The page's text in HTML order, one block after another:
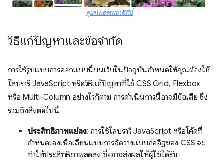
ดูเดโมธรรมชาติที่นี่
วิธีแก้ปัญหาและข้อจำกัด
การใช้รูปแบบการออกแบบนี้บนเว็บในปัจจุบันกำหนดให้คุณต้องใช้
ไลบรารี JavaScript หรือวิธีแก้ปัญหาที่ใช้ CSS Grid, Flexbox
หรือ Multi-Column อย่างไรก็ตาม การดำเนินการนี้อาจมีข้อเสีย ซึ่ง
รวมถึงสิ่งต่อไปนี้
ประสิทธิภาพแย่ลง: การใช้ไลบรารี JavaScript หรือโค้ดที่
กำหนดเองเพื่อเลียนแบบการจัดวางแบบก่ออิฐของ CSS จะ
ทำให้ประสิทธิภาพลดลง ซึ่งอาจส่งผลให้ผู้ใช้ได้รับ